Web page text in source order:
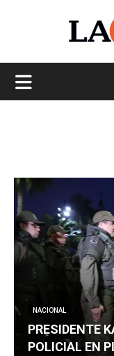
NACIONAL
PRESIDENTE
POLICIAL EN